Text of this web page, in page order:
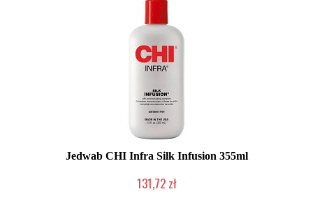
Jedwab CHI Infra Silk Infusion 355ml
131,72 zł